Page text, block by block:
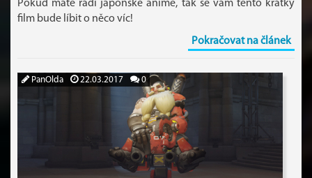
Pokud máte rádi japonské anime, tak se vám tento krátký
film bude líbit o něco víc!
Pokračovat na článek
PanOlda 22.03.2017 0